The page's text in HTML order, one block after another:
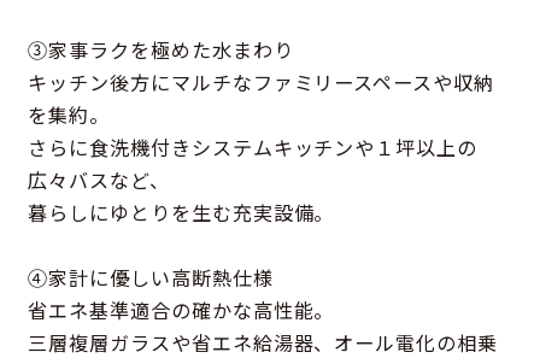
③家事ラクを極めた水まわり
キッチン後方にマルチなファミリースペースや収納
を集約。
さらに食洗機付きシステムキッチンや１坪以上の
広々バスなど、
暮らしにゆとりを生む充実設備。
④家計に優しい高断熱仕様
省エネ基準適合の確かな高性能。
三層複層ガラスや省エネ給湯器、オール電化の相乗